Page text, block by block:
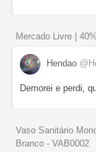
Mercado Livre |
Hendao
Demorei e perdi,
Vaso Sanitário
Branco - VAB0002